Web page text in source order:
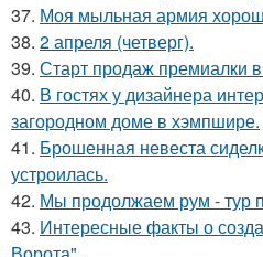
37. Моя мыльная армия
38. 2 апреля (четверг).
39. Старт продаж премиалки
40. В гостях у дизайнера
загородном доме в хэмпшире.
41. Брошенная невеста
устроилась.
42. Мы продолжаем рум - тур
43. Интересные факты о